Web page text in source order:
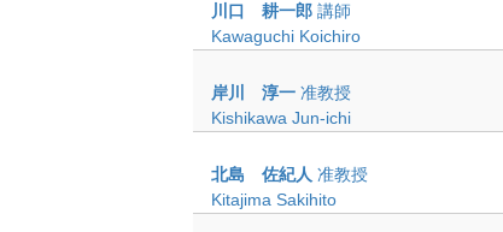
川口 耕一郎 講師
Kawaguchi Koichiro
岸川 淳一 准教授
Kishikawa Jun-ichi
北島 佐紀人 准教授
Kitajima Sakihito